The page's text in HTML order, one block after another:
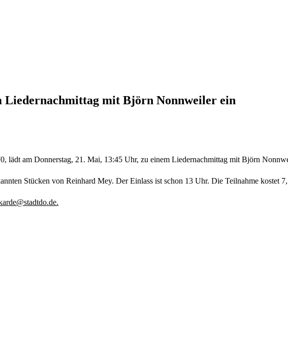
Liedernachmittag mit Björn Nonnweiler ein
lädt am Donnerstag, 21. Mai, 13:45 Uhr, zu einem Liedernachmittag mit Björn
Stücken von Reinhard Mey. Der Einlass ist schon 13 Uhr. Die Teilnahme kostet